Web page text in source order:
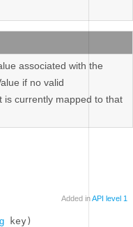
associated with the
if no valid
is currently mapped to that
Added inAPI level 1
key)